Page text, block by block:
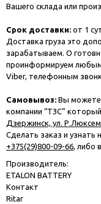
Вашего склада или
Срок доставки: от 1
Доставка груза это
зарабатываем. О
проинформируем любым
Viber, телефонным
Самовывоз: Вы можете
компании “ТЗС”
Дзержинск, ул.
Сделать заказ и
+375(29)800-09-66, либо в
Производитель:
ETALON BATTERY
Контакт
Ritar